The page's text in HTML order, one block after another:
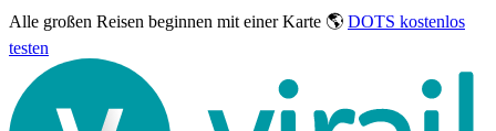
Alle großen Reisen beginnen mit einer Karte 🌎 DOTS kostenlos
testen